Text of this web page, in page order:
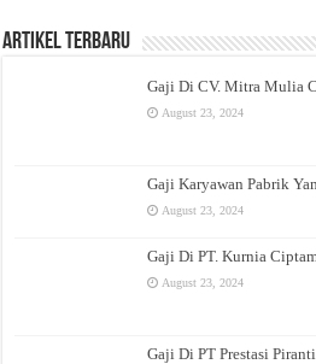
Artikel Terbaru
Gaji Di CV. Mitra Mulia
August 23, 2024
Gaji Karyawan Pabrik
August 23, 2024
Gaji Di PT. Kurnia
August 23, 2024
Gaji Di PT Prestasi